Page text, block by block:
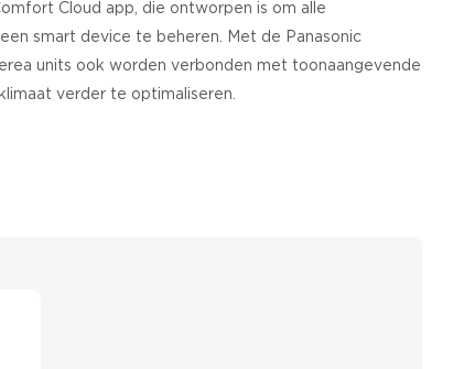
Cloud app, die ontworpen is om alle
smart device te beheren. Met de Panasonic
units ook worden verbonden met toonaangevende
verder te optimaliseren.